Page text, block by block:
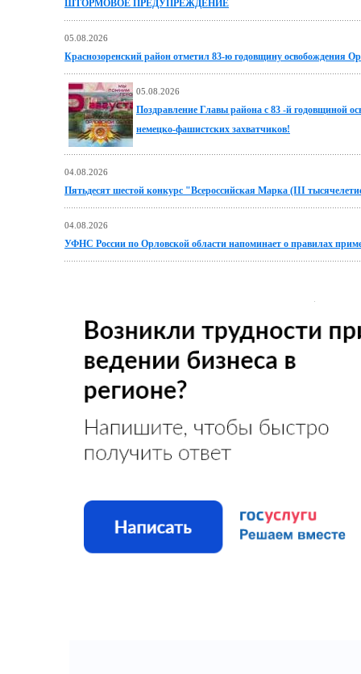
ШТОРМОВОЕ ПРЕДУПРЕЖДЕНИЕ
05.08.2026
Краснозоренский район отметил 83-ю годовщину освобождения
05.08.2026
Поздравление Главы района с 83 -й годовщиной
немецко-фашистских захватчиков!
04.08.2026
Пятьдесят шестой конкурс "Всероссийская Марка (III
04.08.2026
УФНС России по Орловской области напоминает о правилах